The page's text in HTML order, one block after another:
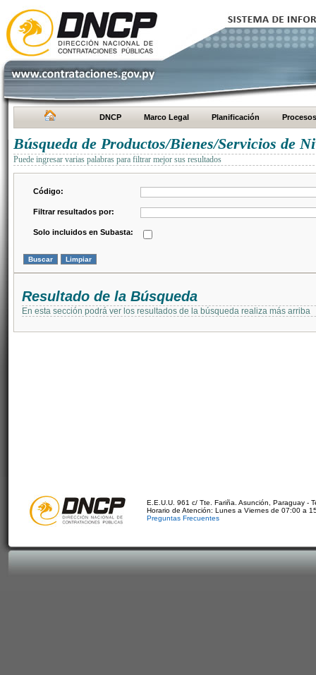
DNCP Marco Legal Planificación Procesos
Búsqueda de Productos/Bienes/Servicios de
Puede ingresar varias palabras para filtrar mejor sus resultados
Código:
Filtrar resultados por:
Solo incluidos en Subasta:
Resultado de la Búsqueda
En esta sección podrá ver los resultados de la búsqueda realiza más arriba
E.E.U.U. 961 c/ Tte. Fariña. Asunción, Paraguay -
Horario de Atención: Lunes a Viernes de 07:00 a
Preguntas Frecuentes